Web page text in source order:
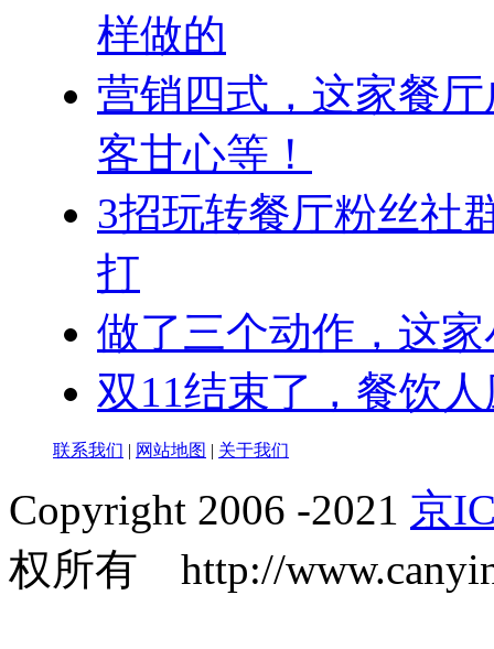
样做的
营销四式，这家餐
客甘心等！
3招玩转餐厅粉丝社
打
做了三个动作，这
双11结束了，餐饮
联系我们 | 网站地图 | 关于我们
Copyright 2006 -2021 京
权所有 http://